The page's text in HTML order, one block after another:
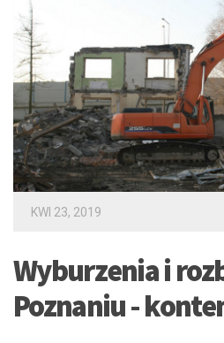
KWI 23, 2019
Wyburzenia i
Poznaniu -